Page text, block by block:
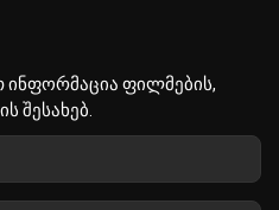
ფილმების,
შესახებ.